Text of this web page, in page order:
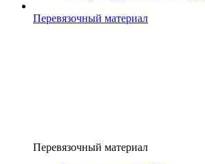
Перевязочный материал
Перевязочный материал